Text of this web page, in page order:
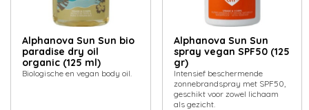
Alphanova Sun Sun bio
paradise dry oil
organic (125 ml)
Biologische en vegan body oil.
Alphanova Sun Sun
spray vegan SPF50 (125
gr)
Intensief beschermende
zonnebrandspray met SPF50,
geschikt voor zowel lichaam
als gezicht.